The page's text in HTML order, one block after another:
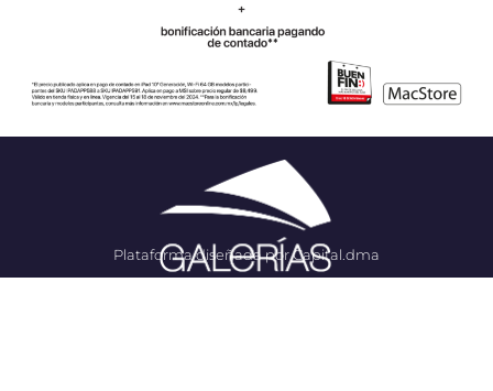
Plataforma diseñada por Capital.dma